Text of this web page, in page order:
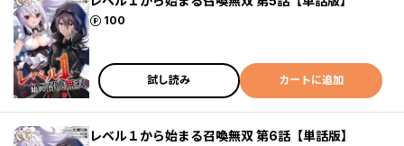
100
ポイント
試し読み カートに追加
レベル１から始まる召喚無双 第6話【単話版】